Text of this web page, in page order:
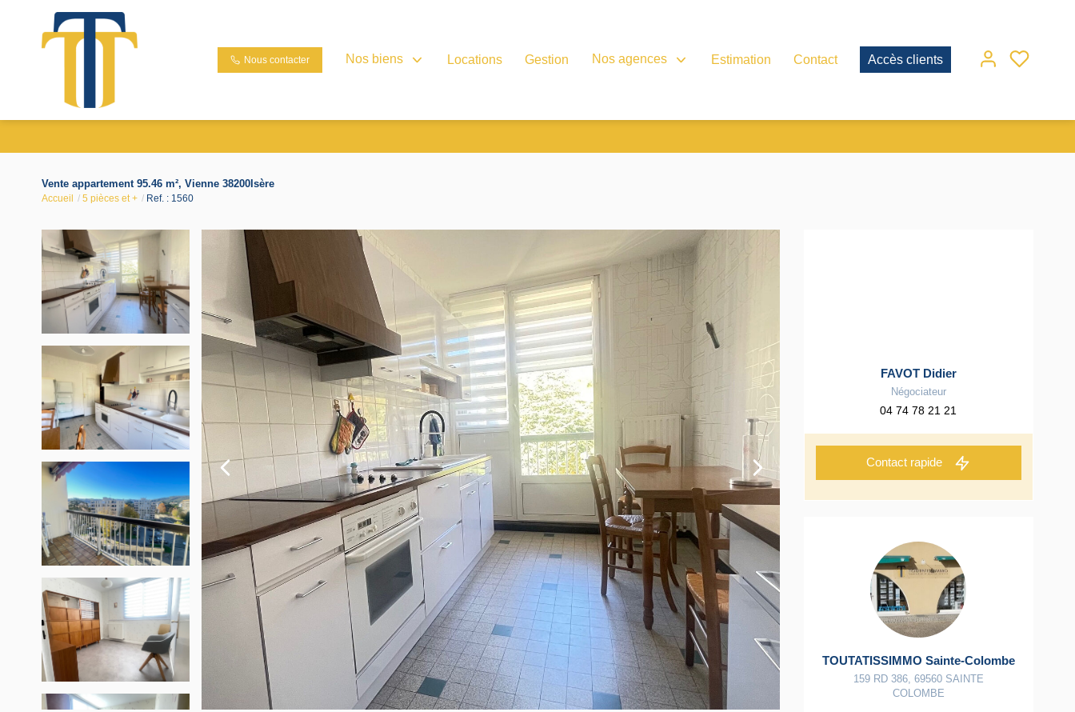
Nous contacter Nos biens Locations Gestion Nos agences Estimation Contact Accès clients
Vente appartement 95.46 m², Vienne 38200Isère
Accueil 5 pièces et + Ref. : 1560
FAVOT Didier
Négociateur
04 74 78 21 21
Contact rapide
TOUTATISSIMMO Sainte-Colombe
159 RD 386, 69560 SAINTE
COLOMBE